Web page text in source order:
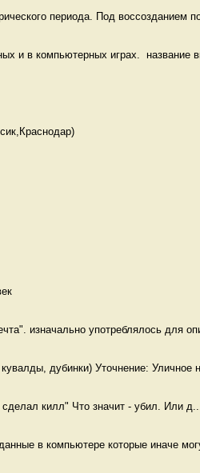
периода. Под воссозданием
и в компьютерных играх.  название
изначально употреблялось для
дубинки) Уточнение: Уличное
килл" Что значит - убил. Или д...
в компьютере которые иначе